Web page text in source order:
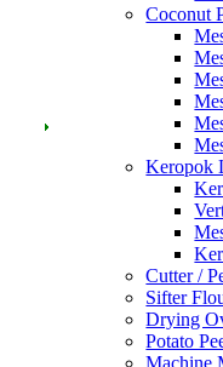
Coconut
Keropok
Cutter /
Sifter
Drying
Potato
Machine